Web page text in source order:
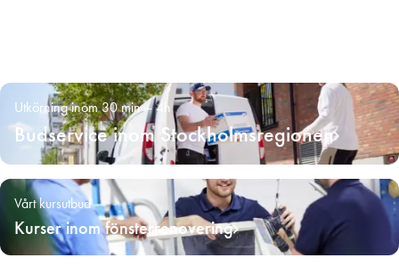
Utkörning inom 30 min – 4h
Budservice inom Stockholmsregionen
Vårt kursutbud
Kurser inom fönsterrenovering